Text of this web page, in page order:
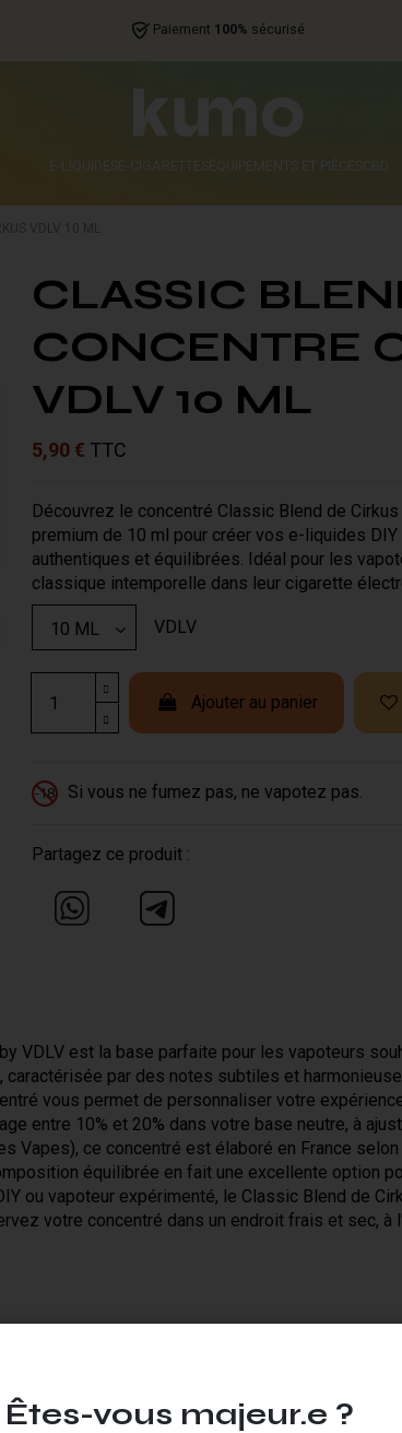
Paiement 100% sécurisé
E-LIQUIDESE-CIGARETTES ÉQUIPEMENTS ET PIÈCES CBD
CLASSIC
CONCENTRE
VDLV 10 ML
5,90 € TTC
Découvrez le concentré Classic Blend de Cirkus
premium de 10 ml pour créer vos e-liquides
authentiques et équilibrées. Idéal pour les
classique intemporelle dans leur cigarette
VDLV
Ajouter au panier
-18 Si vous ne fumez pas, ne vapotez pas.
Partagez ce produit :
VDLV est la base parfaite pour les vapoteurs
par des notes subtiles et
vous permet de personnaliser votre
entre 10% et 20% dans votre base neutre, à
Vapes), ce concentré est élaboré en France
équilibrée en fait une excellente option
ou vapoteur expérimenté, le Classic Blend de
votre concentré dans un endroit frais et sec,
Êtes-vous majeur.e ?